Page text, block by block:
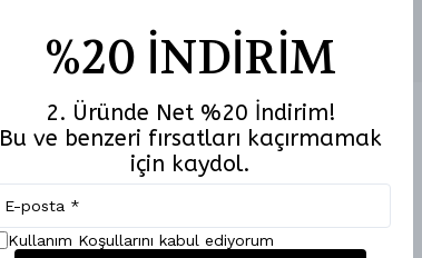
Ürün Boyut Bilgisi:
Model Ölçüleri:
%20 İNDİRİM
2. Üründe Net %20 İndirim!
Bu ve benzeri fırsatları kaçırmamak
için kaydol.
Kullanım Koşullarını kabul ediyorum